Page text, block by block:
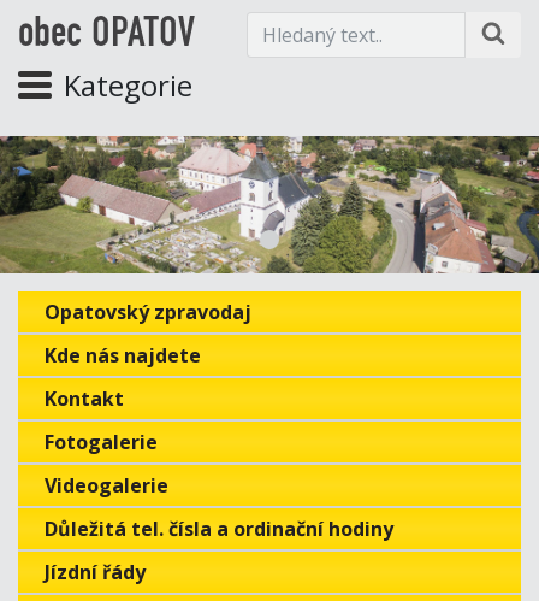
obec OPATOV
Kategorie
Opatovský zpravodaj
Kde nás najdete
Kontakt
Fotogalerie
Videogalerie
Důležitá tel. čísla a ordinační hodiny
Jízdní řády